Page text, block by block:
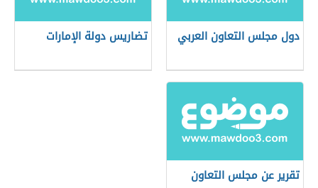
دول مجلس التعاون العربي تضاريس دولة الإمارات
تقرير عن مجلس التعاون